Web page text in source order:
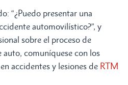
“¿Puedo presentar una
automovilístico?”, y
sobre el proceso de
comuníquese con los
accidentes y lesiones de RTM